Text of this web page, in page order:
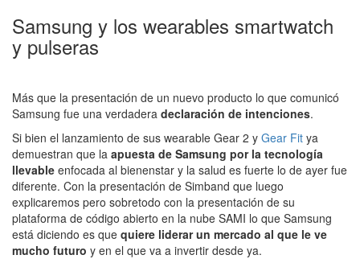
Samsung y los wearables smartwatch
y pulseras
Más que la presentación de un nuevo producto lo que comunicó
Samsung fue una verdadera declaración de intenciones.
Si bien el lanzamiento de sus wearable Gear 2 y Gear Fit ya
demuestran que la apuesta de Samsung por la tecnología
llevable enfocada al bienenstar y la salud es fuerte lo de ayer fue
diferente. Con la presentación de Simband que luego
explicaremos pero sobretodo con la presentación de su
plataforma de código abierto en la nube SAMI lo que Samsung
está diciendo es que quiere liderar un mercado al que le ve
mucho futuro y en el que va a invertir desde ya.